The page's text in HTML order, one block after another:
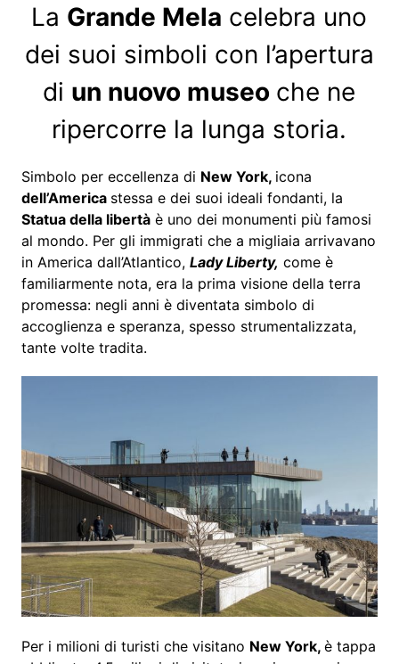
La Grande Mela celebra uno
dei suoi simboli con l’apertura
di un nuovo museo che ne
ripercorre la lunga storia.
Simbolo per eccellenza di New York, icona
dell’America stessa e dei suoi ideali fondanti, la
Statua della libertàè uno dei monumenti più famosi
al mondo. Per gli immigrati che a migliaia arrivavano
in America dall’Atlantico, Lady Liberty, come è
familiarmente nota, era la prima visione della terra
promessa: negli anni è diventata simbolo di
accoglienza e speranza, spesso strumentalizzata,
tante volte tradita.
Per i milioni di turisti che visitano New York, è tappa